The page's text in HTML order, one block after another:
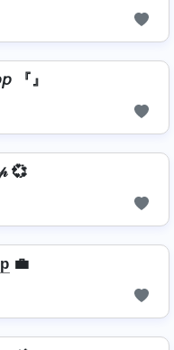
『』
💞
💼